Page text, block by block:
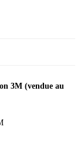
3M (vendue au